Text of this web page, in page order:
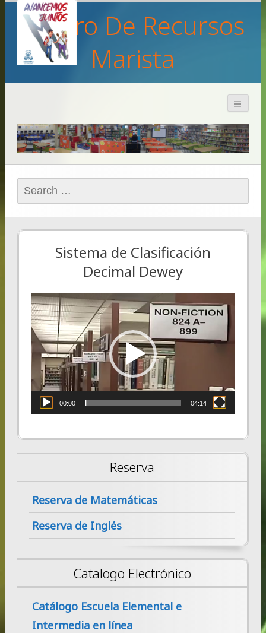
Centro De Recursos
Marista
Search
for:
Sistema de Clasificación
Decimal Dewey
Video
Player
00:00 04:14
Reserva
Reserva de Matemáticas
Reserva de Inglés
Catalogo Electrónico
Catálogo Escuela Elemental e
Intermedia en línea